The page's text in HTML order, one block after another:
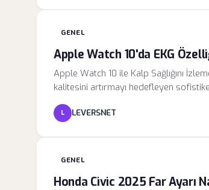
GENEL
Apple Watch 10'da EKG
Apple Watch 10 ile Kalp Sağlığını
kalitesini artırmayı hedefleyen
EKG (elektrokardiyogram)
pazarında kullanıma sunulmasıyla
L LEVERSNET
GENEL
Honda Civic 2025 Far Ayarı